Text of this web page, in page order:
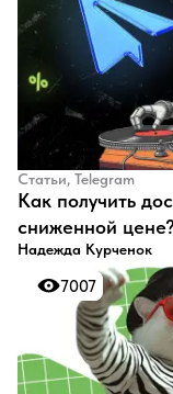
Статьи, Telegram
Как получить
сниженной
Надежда Курченок
7007
7007